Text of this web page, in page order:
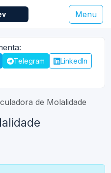
Menu
Telegram
LinkedIn
de Molalidade